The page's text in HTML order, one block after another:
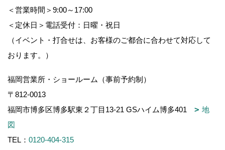
＜営業時間＞9:00～17:00
＜定休日＞電話受付：日曜・祝日
（イベント・打合せは、お客様のご都合に合わせて対応して
おります。）
福岡営業所・ショールーム（事前予約制）
〒812-0013
福岡市博多区博多駅東２丁目13-21 GSハイム博多401
地
図
TEL： 0120-404-315